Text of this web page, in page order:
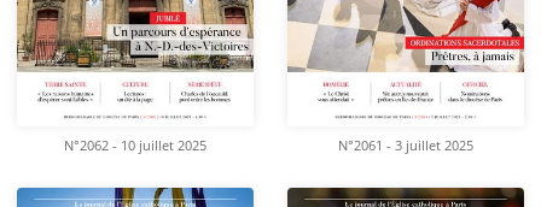
N°2062 - 10 juillet 2025 N°2061 - 3 juillet 2025